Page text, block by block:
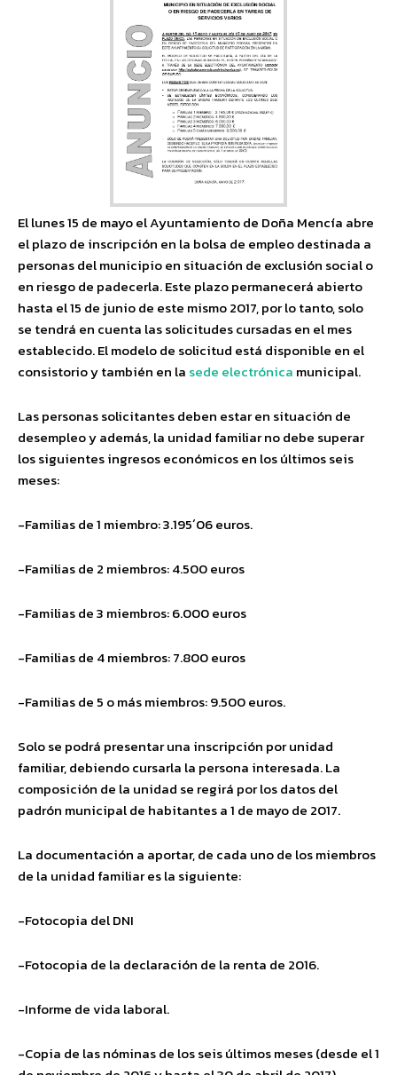
El lunes 15 de mayo el Ayuntamiento de Doña Mencía abre
el plazo de inscripción en la bolsa de empleo destinada a
personas del municipio en situación de exclusión social o
en riesgo de padecerla. Este plazo permanecerá abierto
hasta el 15 de junio de este mismo 2017, por lo tanto, solo
se tendrá en cuenta las solicitudes cursadas en el mes
establecido. El modelo de solicitud está disponible en el
consistorio y también en la sede electrónica municipal.
Las personas solicitantes deben estar en situación de
desempleo y además, la unidad familiar no debe superar
los siguientes ingresos económicos en los últimos seis
meses:
-Familias de 1 miembro: 3.195´06 euros.
-Familias de 2 miembros: 4.500 euros
-Familias de 3 miembros: 6.000 euros
-Familias de 4 miembros: 7.800 euros
-Familias de 5 o más miembros: 9.500 euros.
Solo se podrá presentar una inscripción por unidad
familiar, debiendo cursarla la persona interesada. La
composición de la unidad se regirá por los datos del
padrón municipal de habitantes a 1 de mayo de 2017.
La documentación a aportar, de cada uno de los miembros
de la unidad familiar es la siguiente:
-Fotocopia del DNI
-Fotocopia de la declaración de la renta de 2016.
-Informe de vida laboral.
-Copia de las nóminas de los seis últimos meses (desde el 1